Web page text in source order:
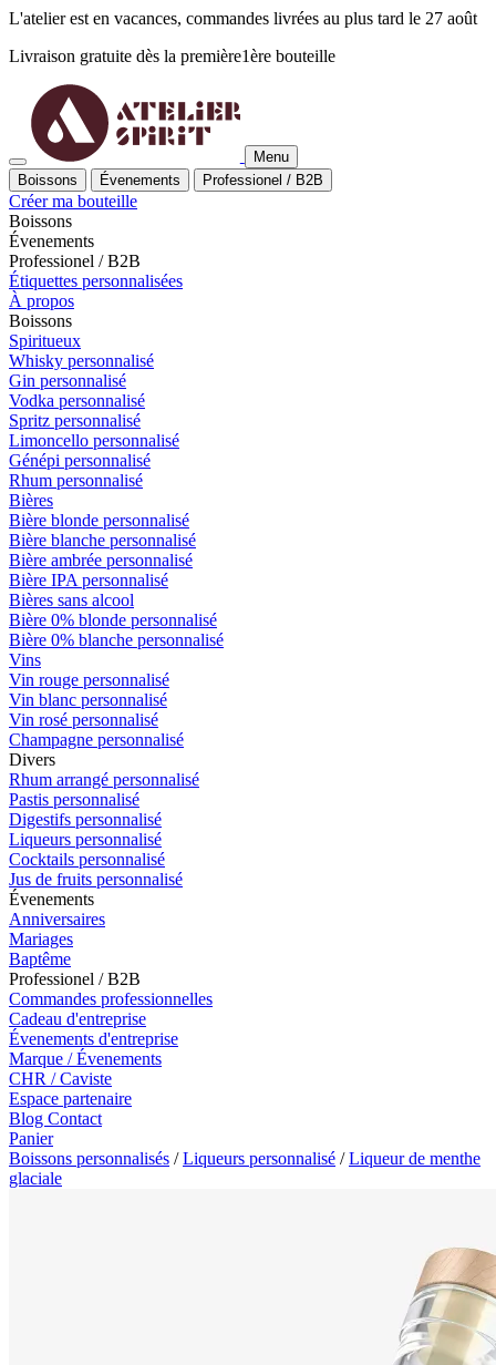
L'atelier est en vacances, commandes livrées au plus tard le 27 août
Livraison gratuite dès la première1ère bouteille
Menu
Boissons
Évenements Professionel / B2B
Créer ma bouteille
Boissons
Évenements
Professionel / B2B
Étiquettes personnalisées
À propos
Boissons
Spiritueux
Whisky personnalisé
Gin personnalisé
Vodka personnalisé
Spritz personnalisé
Limoncello personnalisé
Génépi personnalisé
Rhum personnalisé
Bières
Bière blonde personnalisé
Bière blanche personnalisé
Bière ambrée personnalisé
Bière IPA personnalisé
Bières sans alcool
Bière 0% blonde personnalisé
Bière 0% blanche personnalisé
Vins
Vin rouge personnalisé
Vin blanc personnalisé
Vin rosé personnalisé
Champagne personnalisé
Divers
Rhum arrangé personnalisé
Pastis personnalisé
Digestifs personnalisé
Liqueurs personnalisé
Cocktails personnalisé
Jus de fruits personnalisé
Évenements
Anniversaires
Mariages
Baptême
Professionel / B2B
Commandes professionnelles
Cadeau d'entreprise
Évenements d'entreprise
Marque / Évenements
CHR / Caviste
Espace partenaire
Blog Contact
Panier
Boissons personnalisés / Liqueurs personnalisé / Liqueur de menthe
glaciale